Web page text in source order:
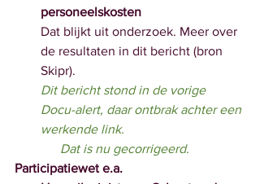
personeelskosten
Dat blijkt uit onderzoek. Meer over
de resultaten in dit bericht (bron
Skipr).
Dit bericht stond in de vorige
Docu-alert, daar ontbrak achter een
werkende link.
      Dat is nu gecorrigeerd.
Participatiewet e.a.